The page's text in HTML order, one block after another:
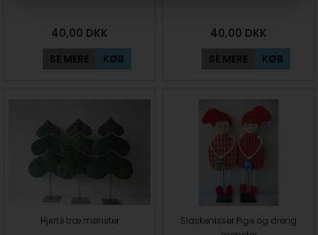
40,00 DKK
SE MERE KØB
40,00 DKK
SE MERE KØB
Hjerte træ mønster
Slaskenisser Pige og dreng